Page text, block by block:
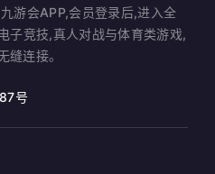
游会APP,会员登录后,进入全
子竞技,真人对战与体育类游戏,
缝连接。
号